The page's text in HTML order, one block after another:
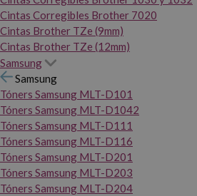
Cintas Corregibles Brother 7020
Cintas Brother TZe (9mm)
Cintas Brother TZe (12mm)
Samsung
Samsung
Tóners Samsung MLT-D101
Tóners Samsung MLT-D1042
Tóners Samsung MLT-D111
Tóners Samsung MLT-D116
Tóners Samsung MLT-D201
Tóners Samsung MLT-D203
Tóners Samsung MLT-D204